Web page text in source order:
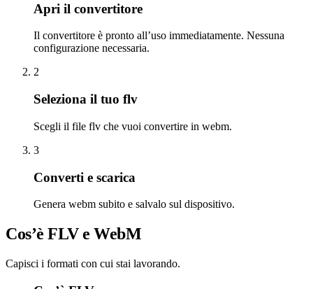
Apri il convertitore
Il convertitore è pronto all’uso immediatamente. Nessuna
configurazione necessaria.
2
Seleziona il tuo flv
Scegli il file flv che vuoi convertire in webm.
3
Converti e scarica
Genera webm subito e salvalo sul dispositivo.
Cos’è FLV e WebM
Capisci i formati con cui stai lavorando.